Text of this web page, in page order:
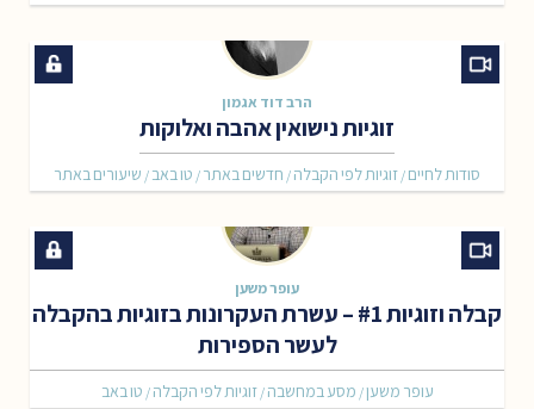
הרב דוד אגמון
זוגיות נישואין אהבה ואלוקות
שיעורים באתר / טו באב / חדשים באתר / זוגיות לפי הקבלה / סודות לחיים
עופר משען
קבלה וזוגיות #1 – עשרת העקרונות בזוגיות בהקבלה
לעשר הספירות
טו באב / זוגיות לפי הקבלה / מסע במחשבה /עופר משען